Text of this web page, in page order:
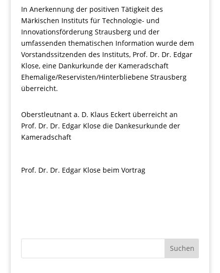
In Anerkennung der positiven Tätigkeit des
Märkischen Instituts für Technologie- und
Innovationsförderung Strausberg und der
umfassenden thematischen Information wurde dem
Vorstandssitzenden des Instituts, Prof. Dr. Dr. Edgar
Klose, eine Dankurkunde der Kameradschaft
Ehemalige/Reservisten/Hinterbliebene Strausberg
überreicht.
Oberstleutnant a. D. Klaus Eckert überreicht an
Prof. Dr. Dr. Edgar Klose die Dankesurkunde der
Kameradschaft
Prof. Dr. Dr. Edgar Klose beim Vortrag